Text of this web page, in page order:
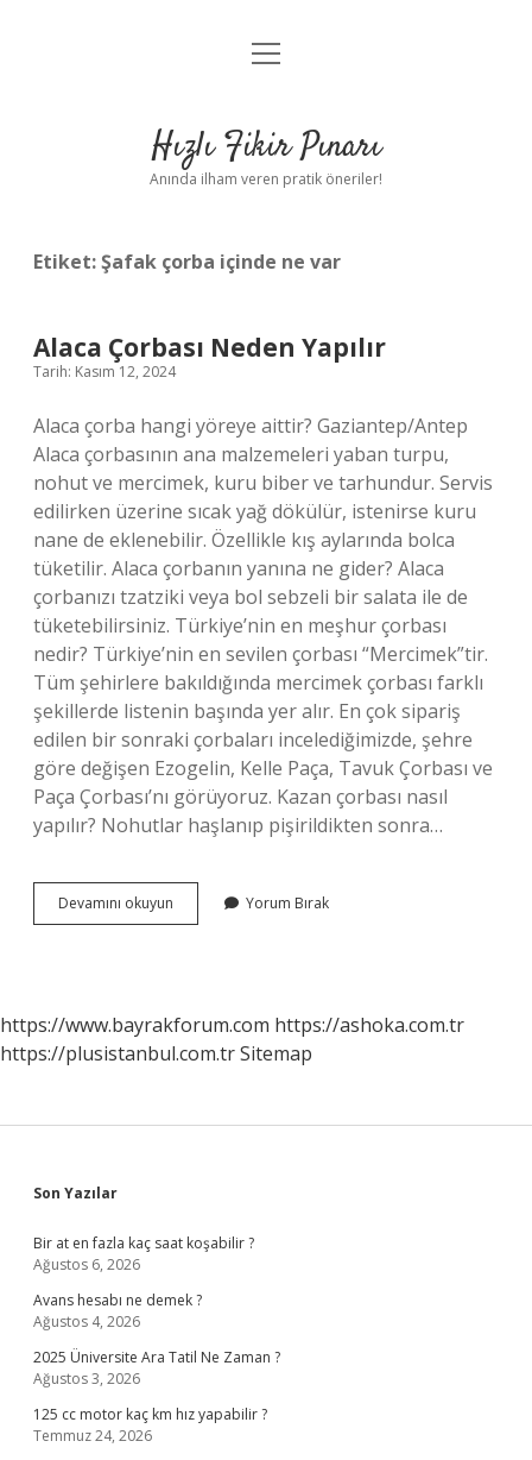
Anasayfa
Yasal Uyarı
menüyü
Hızlı Fikir Pınarı
Anında ilham veren pratik öneriler!
Etiket:Şafak çorba içinde ne var
Alaca Çorbası Neden Yapılır
Tarih: Kasım 12, 2024
Alaca çorba hangi yöreye aittir? Gaziantep/Antep
Alaca çorbasının ana malzemeleri yaban turpu,
nohut ve mercimek, kuru biber ve tarhundur. Servis
edilirken üzerine sıcak yağ dökülür, istenirse kuru
nane de eklenebilir. Özellikle kış aylarında bolca
tüketilir. Alaca çorbanın yanına ne gider? Alaca
çorbanızı tzatziki veya bol sebzeli bir salata ile de
tüketebilirsiniz. Türkiye’nin en meşhur çorbası
nedir? Türkiye’nin en sevilen çorbası “Mercimek”tir.
Tüm şehirlere bakıldığında mercimek çorbası farklı
şekillerde listenin başında yer alır. En çok sipariş
edilen bir sonraki çorbaları incelediğimizde, şehre
göre değişen Ezogelin, Kelle Paça, Tavuk Çorbası ve
Paça Çorbası’nı görüyoruz. Kazan çorbası nasıl
yapılır? Nohutlar haşlanıp pişirildikten sonra…
Devamını okuyun
Çorbası
Yorum Bırak
https://www.bayrakforum.com https://ashoka.com.tr
https://plusistanbul.com.trSitemap
Sidebar
Son Yazılar
Bir at en fazla kaç saat koşabilir ?
Ağustos 6, 2026
Avans hesabı ne demek ?
Ağustos 4, 2026
2025 Üniversite Ara Tatil Ne Zaman ?
Ağustos 3, 2026
125 cc motor kaç km hız yapabilir ?
Temmuz 24, 2026